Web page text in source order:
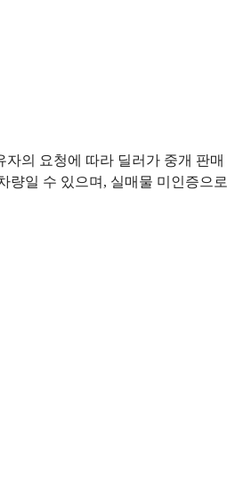
자의 요청에 따라 딜러가 중개 판매
량일 수 있으며, 실매물 미인증으로